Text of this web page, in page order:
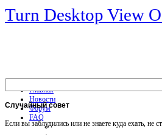
Turn Desktop View
Главная
Новости
Форум
FAQ
Случайныйсовет
Если вы заблудились или не знаете куда ехать, не